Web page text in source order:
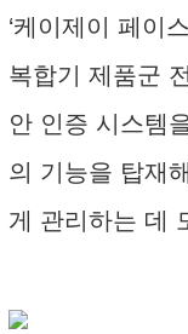
‘케이제이 페이
복합기 제품군
안 인증 시스템
의 기능을 탑재
게 관리하는 데